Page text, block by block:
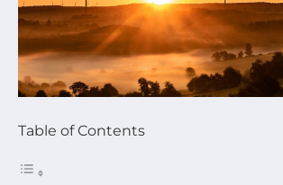
Table of Contents